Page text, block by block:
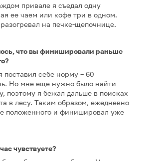
привале я съедал одну
ее чаем или кофе три в одном.
на печке-щепочнице.
что вы финишировали раньше
поставил себе норму – 60
Но мне еще нужно было найти
поэтому я бежал дальше в поисках
в лесу. Таким образом, ежедневно
положенного и финишировал уже
чувствуете?